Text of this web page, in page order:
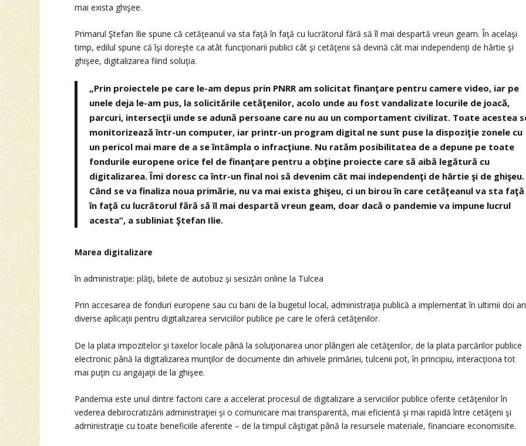
mai exista ghişee.
Primarul Ştefan Ilie spune că cetăţeanul va sta faţă în faţă cu lucrătorul fără să îl mai despartă vreun geam. În acelaşi
timp, edilul spune că îşi doreşte ca atât funcţionarii publici cât şi cetăţenii să devină cât mai independenţi de hârtie şi
ghişee, digitalizarea fiind soluţia.
„Prin proiectele pe care le-am depus prin PNRR am solicitat finanţare pentru camere video, iar pe
unele deja le-am pus, la solicitările cetăţenilor, acolo unde au fost vandalizate locurile de joacă,
parcuri, intersecţii unde se adună persoane care nu au un comportament civilizat. Toate acestea
monitorizează într-un computer, iar printr-un program digital ne sunt puse la dispoziţie zonele cu
un pericol mai mare de a se întâmpla o infracţiune. Nu ratăm posibilitatea de a depune pe toate
fondurile europene orice fel de finanţare pentru a obţine proiecte care să aibă legătură cu
digitalizarea. Îmi doresc ca într-un final noi să devenim cât mai independenţi de hârtie şi de ghişeu.
Când se va finaliza noua primărie, nu va mai exista ghişeu, ci un birou în care cetăţeanul va sta faţă
în faţă cu lucrătorul fără să îl mai despartă vreun geam, doar dacă o pandemie va impune lucrul
acesta”, a subliniat Ştefan Ilie.
Marea digitalizare
în administraţie: plăţi, bilete de autobuz şi sesizări online la Tulcea
Prin accesarea de fonduri europene sau cu bani de la bugetul local, administraţia publică a implementat în ultimii doi
diverse aplicaţii pentru digitalizarea serviciilor publice pe care le oferă cetăţenilor.
De la plata impozitelor şi taxelor locale până la soluţionarea unor plângeri ale cetăţenilor, de la plata parcărilor publice
electronic până la digitalizarea munţilor de documente din arhivele primăriei, tulcenii pot, în principiu, interacţiona tot
mai puţin cu angajaţii de la ghişee.
Pandemia este unul dintre factorii care a accelerat procesul de digitalizare a serviciilor publice oferite cetăţenilor în
vederea debirocratizării administraţiei şi o comunicare mai transparentă, mai eficientă şi mai rapidă între cetăţeni şi
administraţie cu toate beneficiile aferente – de la timpul câştigat până la resursele materiale, financiare economisite.